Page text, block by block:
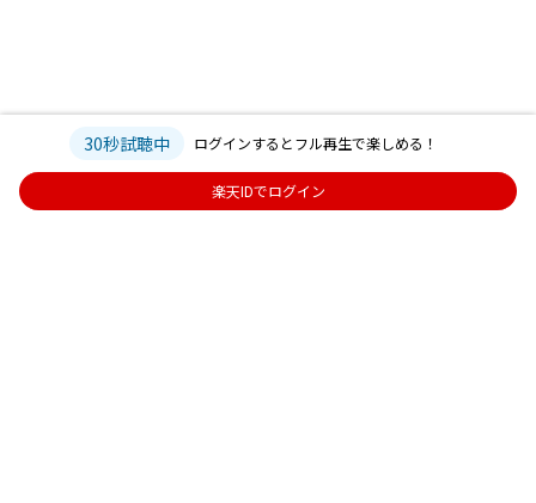
30秒試聴中 ログインするとフル再生で楽しめる！
楽天IDでログイン